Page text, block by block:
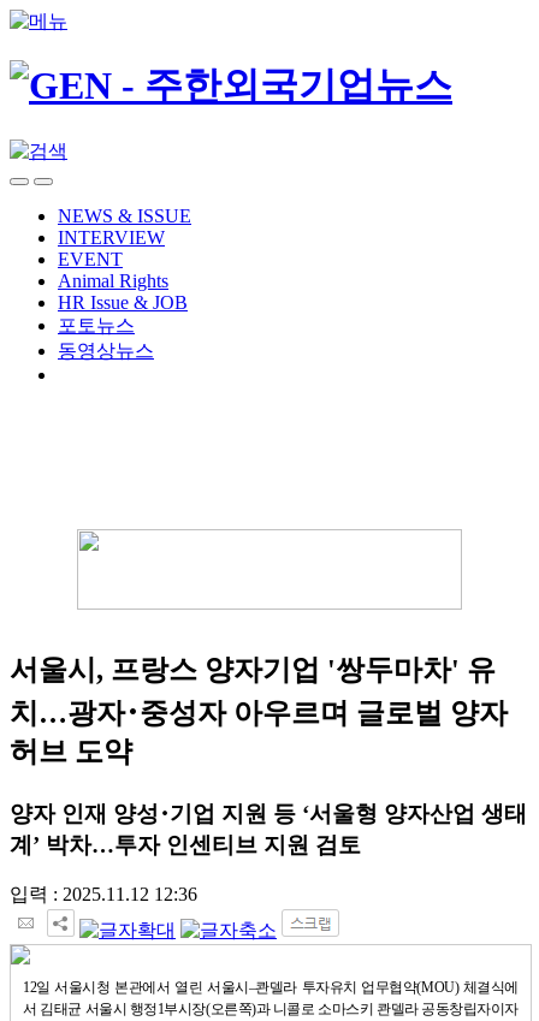
NEWS & ISSUE
INTERVIEW
EVENT
Animal Rights
HR Issue & JOB
포토뉴스
동영상뉴스
서울시, 프랑스 양자기업 '쌍두마차' 유
치…광자･중성자 아우르며 글로벌 양자
허브 도약
양자 인재 양성･기업 지원 등 ‘서울형 양자산업 생태
계’ 박차…투자 인센티브 지원 검토
입력 : 2025.11.12 12:36
12일 서울시청 본관에서 열린 서울시–콴델라 투자유치 업무협약(MOU) 체결식에
서 김태균 서울시 행정1부시장(오른쪽)과 니콜로 소마스키 콴델라 공동창립자이자